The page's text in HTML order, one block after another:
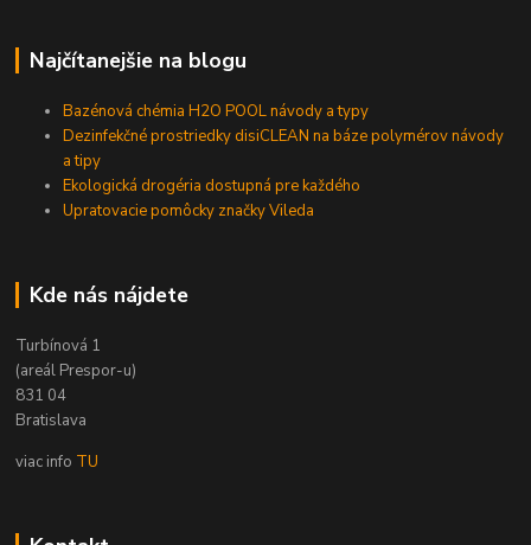
Najčítanejšie na blogu
Bazénová chémia H2O POOL návody a typy
Dezinfekčné prostriedky disiCLEAN na báze polymérov návody
a tipy
Ekologická drogéria dostupná pre každého
Upratovacie pomôcky značky Vileda
Kde nás nájdete
Turbínová 1
(areál Prespor-u)
831 04
Bratislava
viac info TU